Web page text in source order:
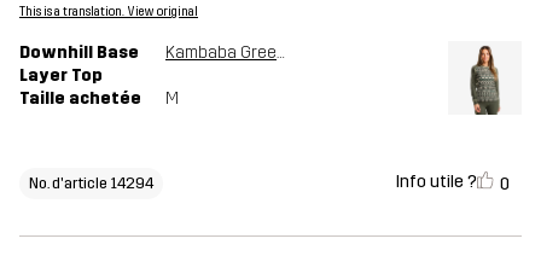
This is a translation. View original
Downhill Base
Layer Top
Kambaba Green/Lemon Grass
Taille achetée M
No. d'article 14294 Info utile ? 0